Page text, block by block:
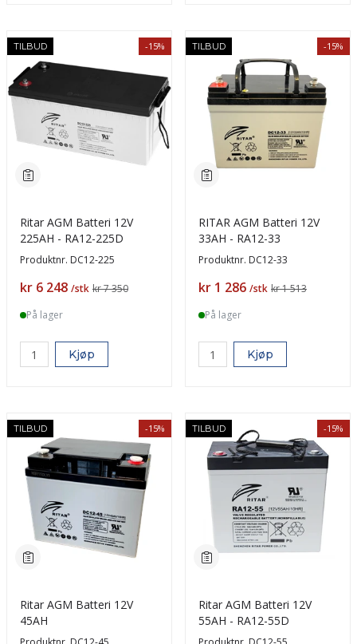
TILBUD -15%
Ritar AGM Batteri 12V
225AH - RA12-225D
Produktnr. DC12-225
Pris
kr 6 248 /stk kr 7 350
På lager
Kjøp
TILBUD -15%
RITAR AGM Batteri 12V
33AH - RA12-33
Produktnr. DC12-33
Pris
kr 1 286 /stk kr 1 513
På lager
Kjøp
TILBUD -15%
Ritar AGM Batteri 12V
45AH
TILBUD -15%
Ritar AGM Batteri 12V
55AH - RA12-55D